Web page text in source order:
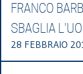
FRANCO
SBAGLIA
28 FEBBRAIO